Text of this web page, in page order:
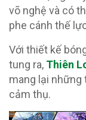
võ nghệ và có
phe cánh thế
Với thiết kế
tung ra, Thiên
mang lại những
cảm thụ.